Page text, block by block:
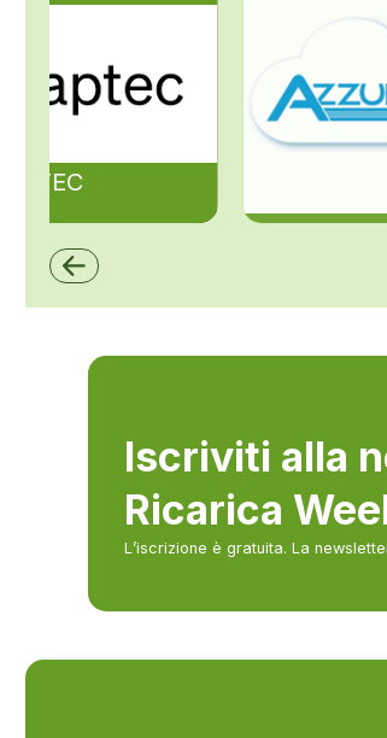
ZCS
Iscriviti alla
Ricarica
L’iscrizione è gratuita. La